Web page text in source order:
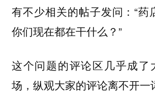
有不少相关的帖子发问：“药
你们现在都在干什么？”
这个问题的评论区几乎成了
场，纵观大家的评论离不开一